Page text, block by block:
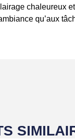
chaleureux
qu’aux